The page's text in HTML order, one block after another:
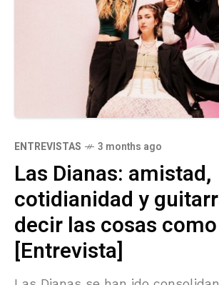
ENTREVISTAS 3 months ago
Las Dianas: amistad,
cotidianidad y
decir las cosas
[Entrevista]